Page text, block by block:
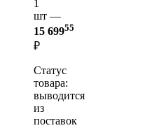
1
шт —
15 69955
₽
Статус
товара:
выводится
из
поставок